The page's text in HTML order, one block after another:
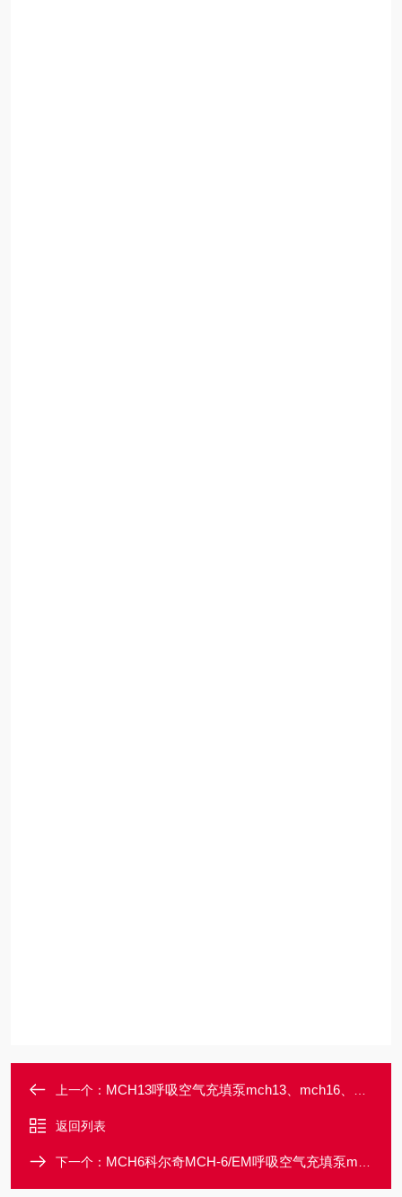
上一个： MCH13呼吸空气充填泵mch13、mch16、mch18
返回列表
下一个： MCH6科尔奇MCH-6/EM呼吸空气充填泵mch6